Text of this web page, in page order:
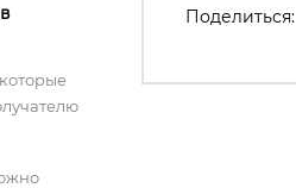
Поделиться: